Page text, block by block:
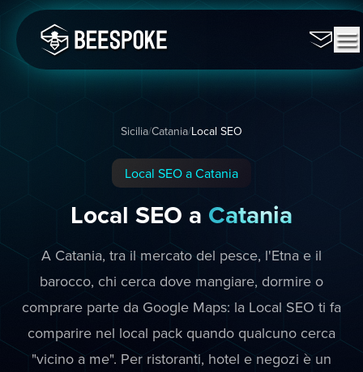
Sicilia/Catania/Local SEO
Local SEO a Catania
Local SEO a Catania
A Catania, tra il mercato del pesce, l'Etna e il
barocco, chi cerca dove mangiare, dormire o
comprare parte da Google Maps: la Local SEO ti fa
comparire nel local pack quando qualcuno cerca
"vicino a me". Per ristoranti, hotel e negozi è un